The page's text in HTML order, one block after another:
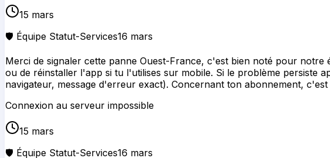
15 mars
🛡️ Équipe Statut-Services16 mars
Merci de signaler cette panne Ouest-France, c'est bien noté pour
ou de réinstaller l'app si tu l'utilises sur mobile. Si le problème persiste
navigateur, message d'erreur exact). Concernant ton abonnement,
Connexion au serveur impossible
15 mars
🛡️ Équipe Statut-Services16 mars